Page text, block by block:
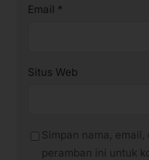
Email *
Situs Web
Simpan nama,
peramban ini untuk